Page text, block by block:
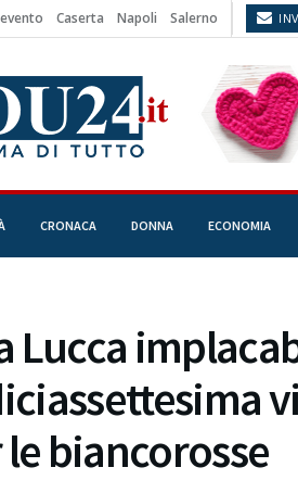
Caserta Napoli Salerno
CRONACA DONNA ECONOMIA
Lucca
biancorosse